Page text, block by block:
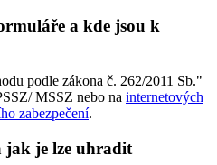
a kde jsou k
podle zákona č. 262/2011 Sb."
MSSZ nebo na internetových
zabezpečení.
jak je lze uhradit